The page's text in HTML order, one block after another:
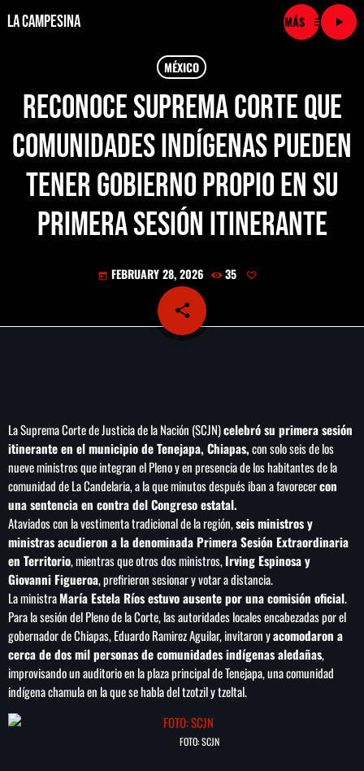
La Campesina menu
play_arrow
play_arrow LA CAMPESINA CADENA
play_arrow LA CAMPESINA 101.9 FM
play_arrow LA CAMPESINA 96.7 FM
play_arrow LA CAMPESINA GEORGIA
INICIO
NOTAS
PROGRAMACIÓN keyboard_arrow_down
LOCUCIÓN (TALENTO AL AIRE)
RANKING
COMUNÍCATE
PUBLICIDAD
MÉXICO
Reconoce Suprema Corte que
comunidades indígenas pueden
tener gobierno propio en su
primera sesión itinerante
today FEBRUARY 28, 2026 35
share
email
La Suprema Corte de Justicia de la Nación (SCJN)celebró su primera sesión
itinerante en el municipio de Tenejapa, Chiapas,con solo seis de los
nueve ministros que integran el Pleno y en presencia de los habitantes de la
comunidad de La Candelaria, a la que minutos después iban a favorecercon
una sentencia en contra del Congreso estatal.
Ataviados con la vestimenta tradicional de la región,seis ministros y
ministras acudieron a la denominada Primera Sesión Extraordinaria
en Territorio, mientras que otros dos ministros,Irving Espinosa y
Giovanni Figueroa, prefirieron sesionar y votar a distancia.
La ministraMaría Estela Ríos estuvo ausente por una comisión oficial.
Para la sesión del Pleno de la Corte, las autoridades locales encabezadas por el
gobernador de Chiapas, Eduardo Ramirez Aguilar, invitaron yacomodaron a
cerca de dos mil personas de comunidades indígenas aledañas,
improvisando un auditorio en la plaza principal de Tenejapa, una comunidad
indígena chamula en la que se habla del tzotzil y tzeltal.
FOTO: SCJN